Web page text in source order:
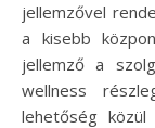
jellemzővel
a kisebb
jellemző a
wellness
lehetőség közül